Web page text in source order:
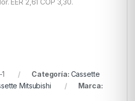
EER 2,61 COP 3,30.
Categoría: Cassette
Mitsubishi
Marca: